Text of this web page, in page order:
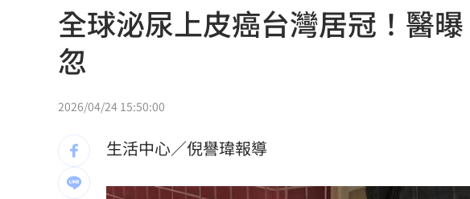
新／泰山工安意外！工人修天車遭電擊命危 16:31
張員瑛屢爆「耍大牌」爭議 9字洩真心話
柯基1隻NT400！網紅爆中國繁殖場殘酷黑幕
全球泌尿上皮癌台灣居冠！醫
忽
2026/04/24 15:50:00
生活中心／倪譽瑋報導